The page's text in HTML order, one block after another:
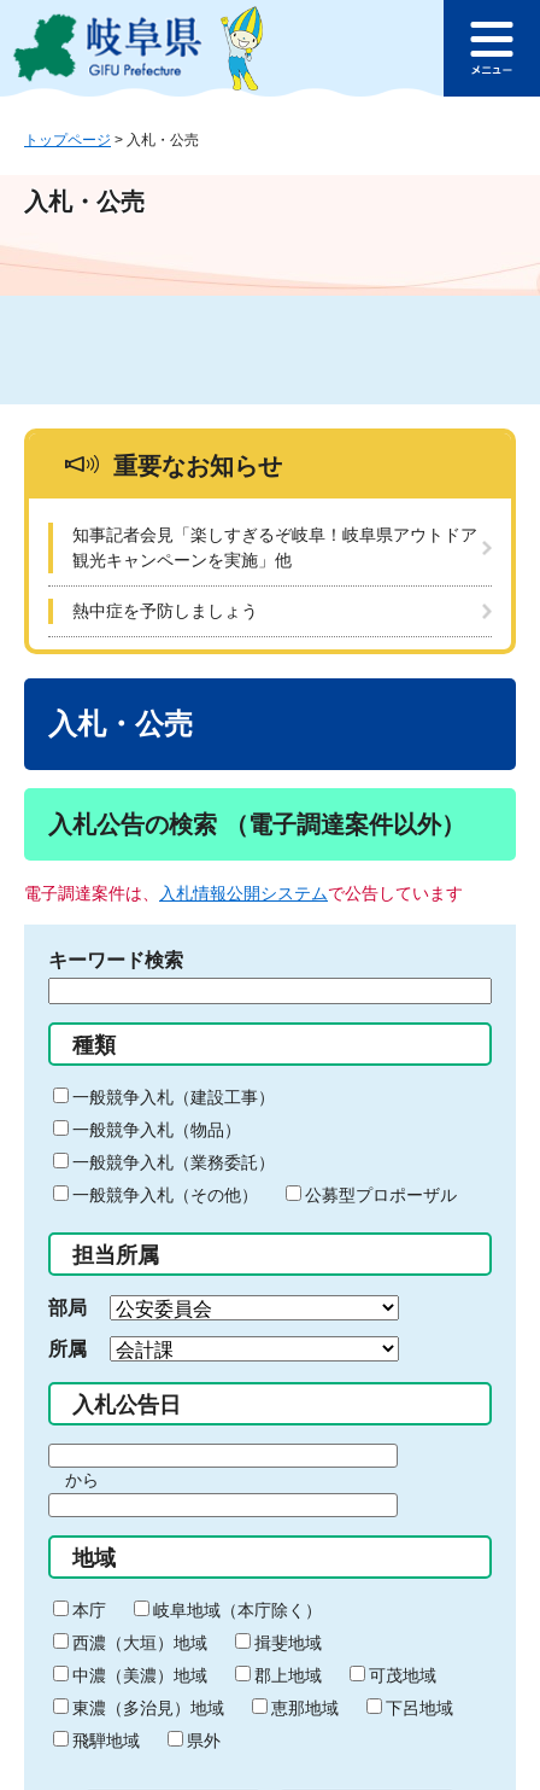
ジ
ュ
文
このページの本文へ
ュ
トップページ > 入札・公売
入札・公売
重要なお知らせ
知事記者会見「楽しすぎるぞ岐阜！岐阜県アウトドア
観光キャンペーンを実施」他
熱中症を予防しましょう
入札・公売
入札公告の検索 （電子調達案件以外）
電子調達案件は、 入札情報公開システムで公告しています
キーワード検索
る
キ
ー
ワ
ー
ド
入
力
種類
一般競争入札（建設工事）
一般競争入札（物品）
一般競争入札（業務委託）
一般競争入札（その他）
公募型プロポーザル
担当所属
部局
所属
入札公告日
間
始
り
から
間
終
わ
り
地域
本庁
岐阜地域（本庁除く）
西濃（大垣）地域
揖斐地域
中濃（美濃）地域
郡上地域
可茂地域
東濃（多治見）地域
恵那地域
下呂地域
飛騨地域
県外